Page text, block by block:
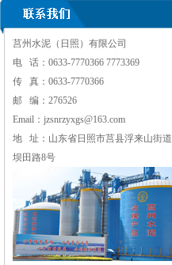
莒州水泥（日照）有限公司
电 话： 0633-7770366 7773369
传 真：0633-7770366
邮 编：276526
Email： jzsnrzyxgs@163.com
地 址：山东省日照市莒县浮来山街道
坝田路8号